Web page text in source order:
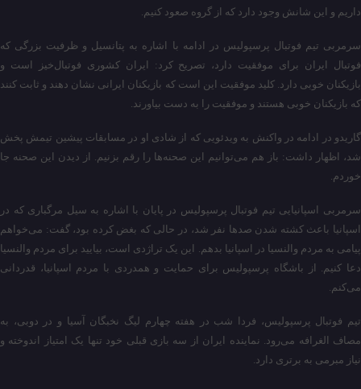
داریم و این شانش وجود دارد که از گروه صعود کنیم.
سرمربی تیم فوتبال پرسپولیس در ادامه با اشاره به پتانسیل و ظرفیت بزرگی که
فوتبال ایران برای موفقیت دارد، تصریح کرد: ایران کشوری فوتبال‌خیز است و
بازیکنان خوبی دارد. کلید موفقیت این است که بازیکنان ایرانی نشان دهند و ثابت کنند
که بازیکنان خوبی هستند و موفقیت را به دست بیاورند.
گاریدو در ادامه در واکنش به ویدئویی که از شادی او در مسابقات پیشین تیمش پخش
شد، اظهار داشت: باز هم می‌توانیم این صحنه‌ها را رقم بزنیم. از دیدن این صحنه جا
خوردم.
سرمربی اسپانیایی تیم فوتبال پرسپولیس در پایان با اشاره به سیل مرگباری که در
اسپانیا باعث کشته شدن صدها نفر شد، در حالی که بغض کرده بود، گفت: می‌خواهم
پیامی به مردم والنسیا در اسپانیا بدهم. این یک تراژدی است، بیایید برای مردم والنسیا
دعا کنیم. از باشگاه پرسپولیس برای حمایت و همدردی با مردم اسپانیا، قدردانی
می‌کنم.
تیم فوتبال پرسپولیس، فردا شب در هفته چهارم لیگ نخبگان آسیا و در دوبی، به
مصاف الغرافه می‌رود. نماینده ایران از سه بازی قبلی خود تنها یک امتیاز اندوخته و
نیاز مبرمی به برتری دارد.